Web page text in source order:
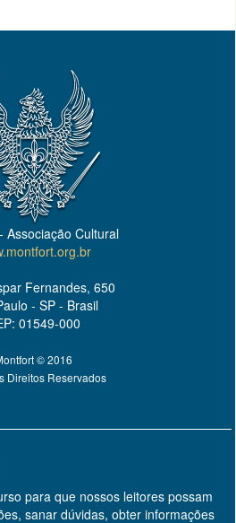
Associação Cultural
Fernandes, 650
- SP - Brasil
01549-000
© 2016
Direitos Reservados
para que nossos leitores possam
sanar dúvidas, obter informações